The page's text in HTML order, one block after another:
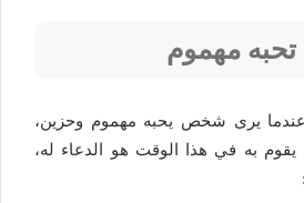
مهموم
عندما يرى شخص يحبه مهموم وحزين،
به في هذا الوقت هو الدعاء له،